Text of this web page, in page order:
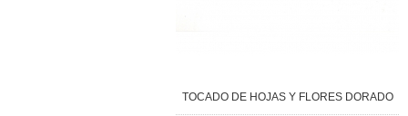
TOCADO DE HOJAS Y FLORES DORADO